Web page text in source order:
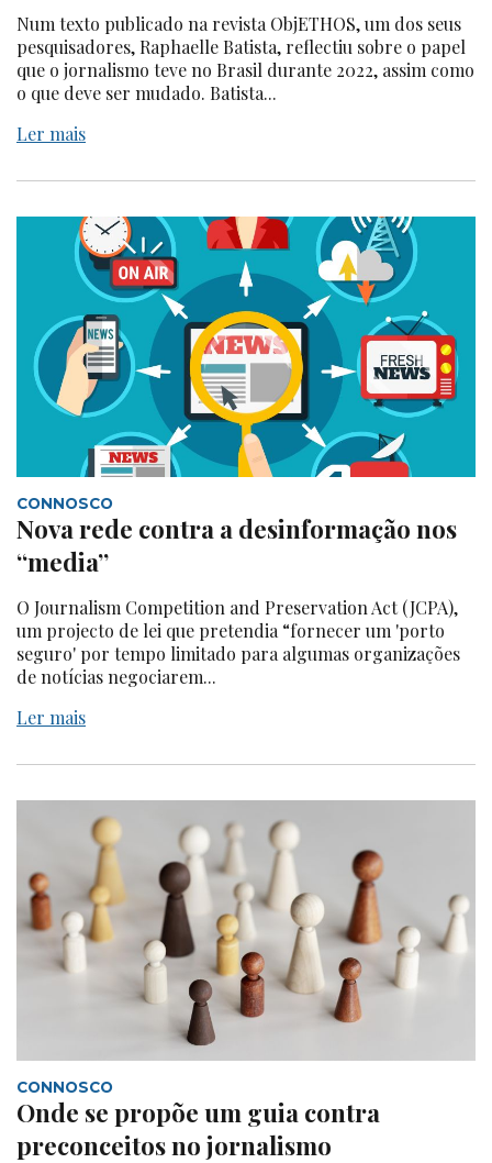
Num texto publicado na revista ObjETHOS, um dos seus
pesquisadores, Raphaelle Batista, reflectiu sobre o papel
que o jornalismo teve no Brasil durante 2022, assim como
o que deve ser mudado. Batista...
Ler mais
CONNOSCO
Nova rede contra a desinformação nos
“media”
O Journalism Competition and Preservation Act (JCPA),
um projecto de lei que pretendia “fornecer um 'porto
seguro' por tempo limitado para algumas organizações
de notícias negociarem...
Ler mais
CONNOSCO
Onde se propõe um guia contra
preconceitos no jornalismo